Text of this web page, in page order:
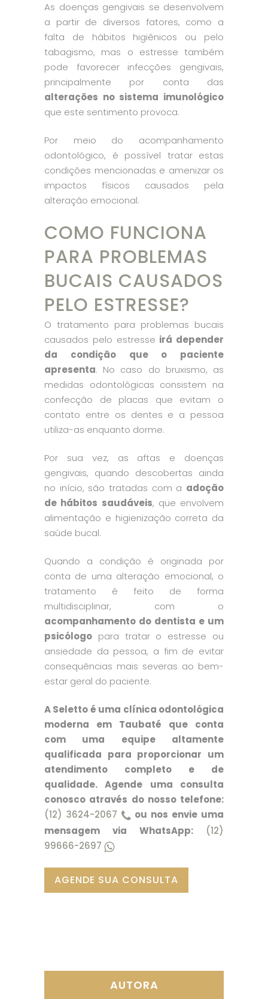
As doenças gengivais se desenvolvem
a partir de diversos fatores, como a
falta de hábitos higiênicos ou pelo
tabagismo, mas o estresse também
pode favorecer infecções gengivais,
principalmente por conta das
alterações no sistema imunológico
que este sentimento provoca.
Por meio do acompanhamento
odontológico, é possível tratar estas
condições mencionadas e amenizar os
impactos físicos causados pela
alteração emocional.
COMO FUNCIONA
PARA PROBLEMAS
BUCAIS CAUSADOS
PELO ESTRESSE?
O tratamento para problemas bucais
causados pelo estresse irá depender
da condição que o paciente
apresenta. No caso do bruxismo, as
medidas odontológicas consistem na
confecção de placas que evitam o
contato entre os dentes e a pessoa
utiliza-as enquanto dorme.
Por sua vez, as aftas e doenças
gengivais, quando descobertas ainda
no início, são tratadas com a adoção
de hábitos saudáveis, que envolvem
alimentação e higienização correta da
saúde bucal.
Quando a condição é originada por
conta de uma alteração emocional, o
tratamento é feito de forma
multidisciplinar, com o
acompanhamento do dentista e um
psicólogo para tratar o estresse ou
ansiedade da pessoa, a fim de evitar
consequências mais severas ao bem-
estar geral do paciente.
A Seletto é uma clínica odontológica
moderna em Taubaté que conta
com uma equipe altamente
qualificada para proporcionar um
atendimento completo e de
qualidade. Agende uma consulta
conosco através do nosso telefone:
(12) 3624-2067
ou nos envie uma
mensagem via WhatsApp: (12)
99666-2697
AGENDE SUA CONSULTA
AUTORA